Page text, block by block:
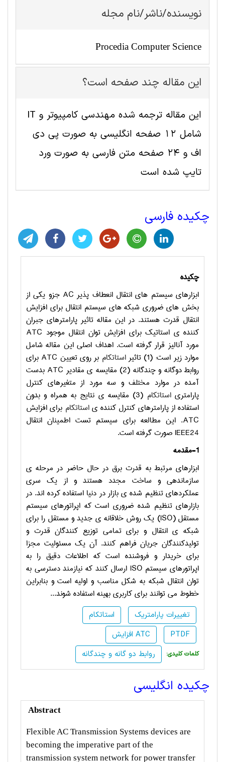
نویسنده/ناشر/نام مجله
Procedia Computer Science
این مقاله چند صفحه است؟
این مقاله ترجمه شده مهندسی کامپیوتر و IT
شامل 12 صفحه انگلیسی به صورت پی دی
اف و 24 صفحه متن فارسی به صورت ورد
تایپ شده است
چکیده فارسی
چکیده
ابزارهای سیستم های انتقال انعطاف پذیر AC جزو یکی از
بخش های ضروری شبکه های سیستم انتقال برای افزایش
انتقال قدرت هستند. در این مقاله تاثیر پارامترهای جبران
کننده ی استاتیک برای افزایش توان انتقال موجود ATC
مورد آنالیز قرار گرفته است. اهداف اصلی این مقاله شامل
موارد زیر است: (1) تاثیر
استاتکام بر روی تعیین ATC برای
روابط دوگانه و چندگانه (2) مقایسه ی مقادیر
ATC بدست
آمده در موارد مختلف و سه مورد از متغیرهای کنترل
پارامتریاستاتکام
(3) مقایسه ی نتایج به همراه و بدون
استفاده از پارامترهای کنترل کننده یاستاتکام برای افزایش
ATC. این مطالعه برای سیستم تست اطمینان انتقال
IEEE24 صورت گرفته است.
1-مقدمه
ابزارهای مرتبط به قدرت برق در حال حاضر در مرحله ی
سازماندهی و ساخت مجدد هستند و از یک سری
عملکردهای تنظیم شده ی بازار در دنیا استفاده کرده اند. در
بازارهای تنظیم شده ضروری است که اپراتورهای سیستم
مستقل (ISO) یک روش خلاقانه ی جدید و مستقل را برای
شبکه ی انتقال و برای تمامی توزیع کنندگان قدرت و
تولیدکنندگان جریان فراهم کنند. آن یک مسئولیت مجزا
برای خریدار و فروشنده است که اطلاعات دقیق را به
اپراتورهای سیستم ISO ارسال کنند که نیازمند دسترسی به
توان انتقال شبکه به شکل مناسب و اولیه است و بنابراین
خطوط می توانند برای کاربری بهینه استفاده شوند...
استاتکام
تغییرات پارامتریک
افزایش ATC
PTDF
روابط دو گانه و چندگانه
:کلمات کلیدی
چکیده انگلیسی
Abstract
Flexible AC Transmission Systems devices are
becoming the imperative part of the
transmission system network for power transfer